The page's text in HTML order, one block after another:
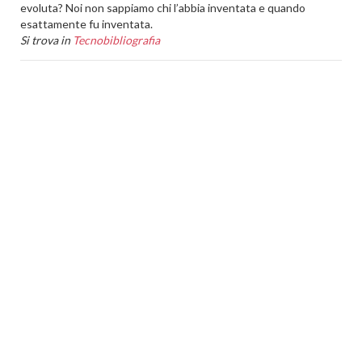
evoluta? Noi non sappiamo chi l’abbia inventata e quando
esattamente fu inventata.
Si trova in Tecnobibliografia